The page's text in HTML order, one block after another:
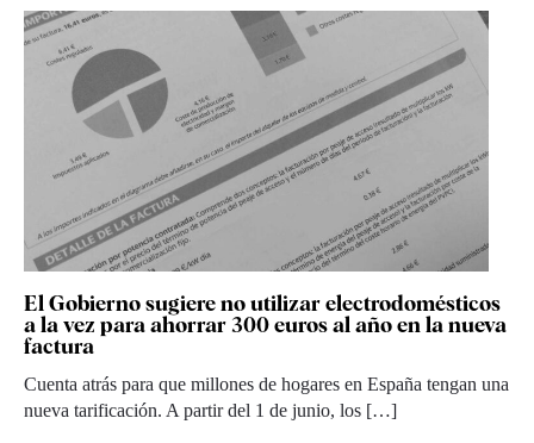
El Gobierno sugiere no utilizar electrodomésticos
a la vez para ahorrar 300 euros al año en la nueva
factura
Cuenta atrás para que millones de hogares en España tengan una
nueva tarificación. A partir del 1 de junio, los […]